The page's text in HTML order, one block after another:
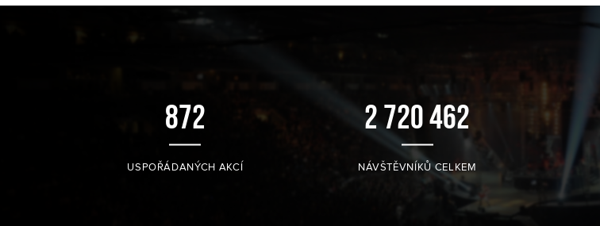
896
USPOŘÁDANÝCH AKCÍ
2 796 039
NÁVŠTĚVNÍKŮ CELKEM